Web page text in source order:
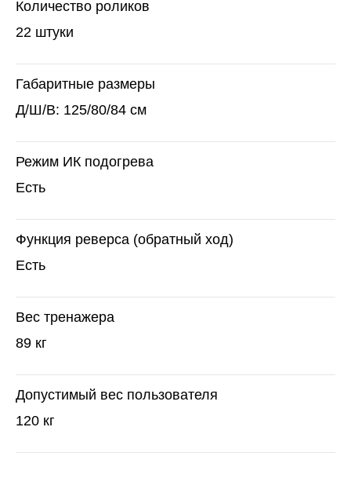
Количество роликов
22 штуки
Габаритные размеры
Д/Ш/В: 125/80/84 см
Режим ИК подогрева
Есть
Функция реверса (обратный ход)
Есть
Вес тренажера
89 кг
Допустимый вес пользователя
120 кг